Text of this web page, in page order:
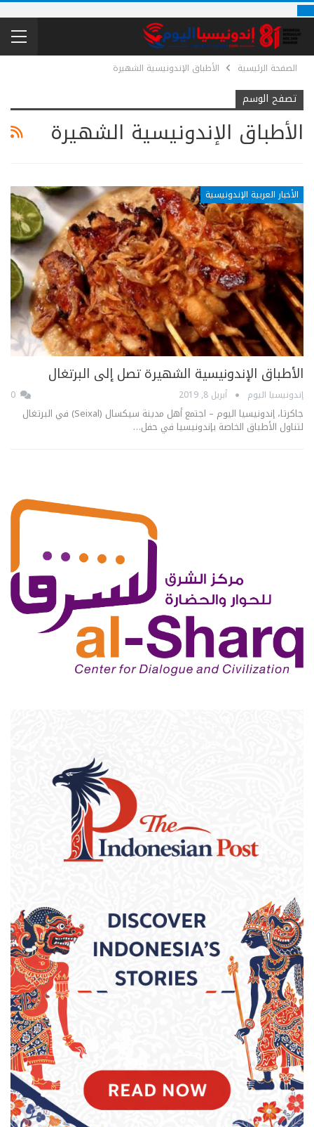
الصفحة الرئيسية الأطباق الإندونيسية الشهيرة
تصفح الوسم
الأطباق الإندونيسية الشهيرة
الأخبار العربية الإندونيسية
الأطباق الإندونيسية الشهيرة تصل إلى البرتغال
إندونيسيا اليوم أبريل 8, 2019
جاكرتا، إندونيسيا اليوم – اجتمع أهل مدينة سيكسال (Seixal) في البرتغال
لتناول الأطباق الخاصة بإندونيسيا في حفل…